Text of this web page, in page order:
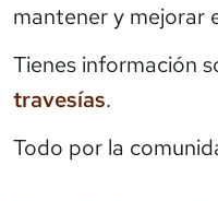
mantener y mejorar
Tienes información
travesías.
Todo por la